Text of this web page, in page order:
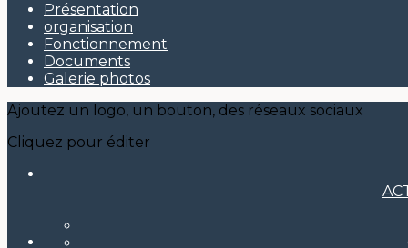
Présentation
organisation
Fonctionnement
Documents
Galerie photos
Ajoutez un logo, un bouton, des réseaux sociaux
Cliquez pour éditer